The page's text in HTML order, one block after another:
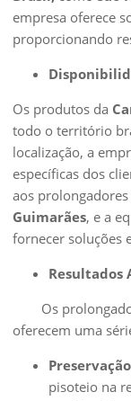
empresa oferece
proporcionando
Os produtos da
todo o território
localização, a
específicas dos
aos
Guimarães, e a
fornecer soluções
Resultados
Os
oferecem uma
pisoteio na